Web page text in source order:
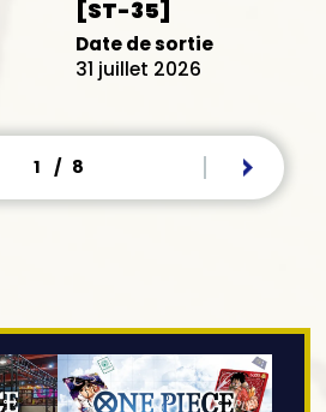
[ST-35]
Date de sortie
31 juillet 2026
1 / 8